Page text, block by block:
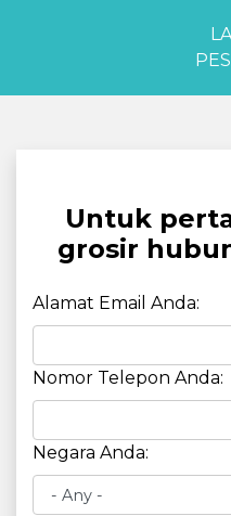
Untuk
grosir
Alamat Email Anda:
Nomor Telepon Anda:
Negara Anda: